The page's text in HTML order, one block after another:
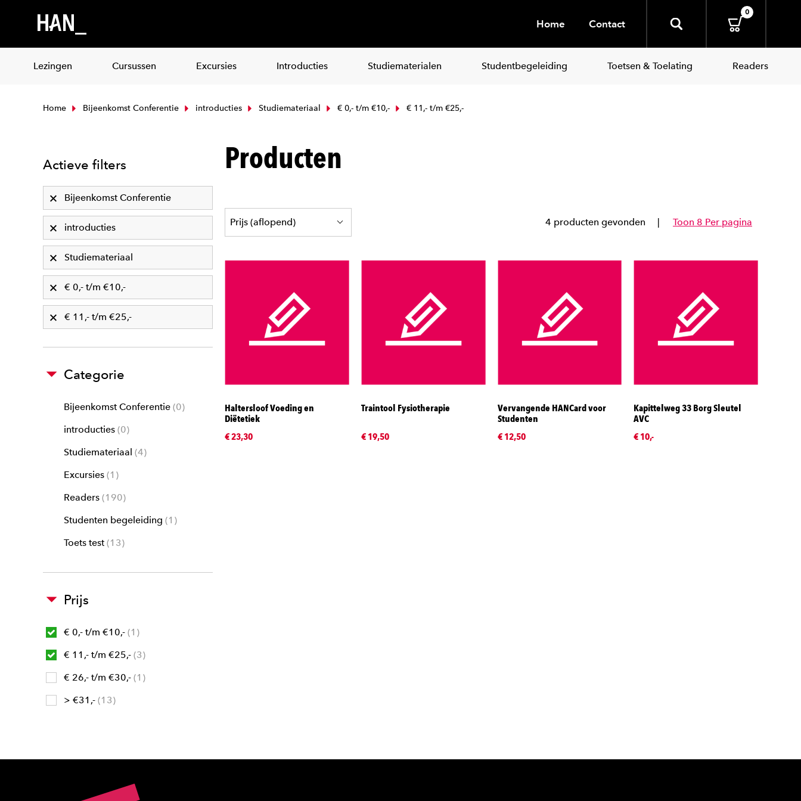
Home Contact
0
Lezingen Cursussen Excursies Introducties Studiematerialen Studentbegeleiding Toetsen & Toelating Readers
Home Bijeenkomst Conferentie introducties Studiemateriaal € 0,- t/m €10,- € 11,- t/m €25,-
Actieve filters
Bijeenkomst Conferentie
introducties
Studiemateriaal
€ 0,- t/m €10,-
€ 11,- t/m €25,-
Categorie
Bijeenkomst Conferentie 0
introducties 0
Studiemateriaal 4
Excursies 1
Readers 190
Studenten begeleiding
1
Toets test 13
Prijs
€ 0,- t/m €10,- 1
€ 11,- t/m €25,- 3
€ 26,- t/m €30,- 1
> €31,- 13
Producten
4 producten gevonden Toon 8 Per pagina
Haltersloof Voeding en
Diëtetiek
€ 23,30
Traintool Fysiotherapie
€ 19,50
Vervangende HANCard voor
Studenten
€ 12,50
Kapittelweg 33 Borg Sleutel
AVC
€ 10,-